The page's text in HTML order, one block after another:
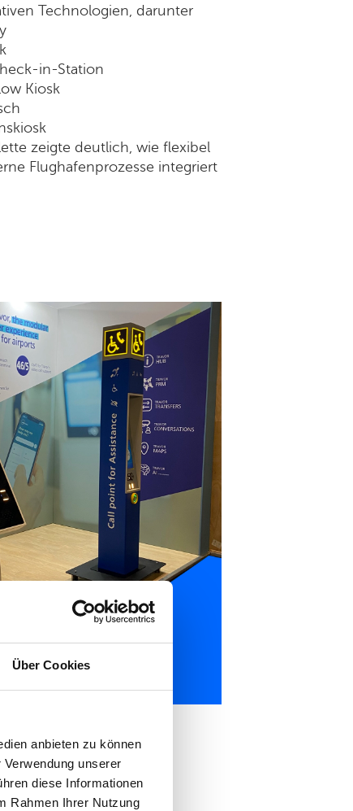
Über Cookies
anbieten zu können
unserer
diese Informationen
Rahmen Ihrer Nutzung
Technologien, darunter
in-Station
Kiosk
zeigte deutlich, wie flexibel
Flughafenprozesse integriert